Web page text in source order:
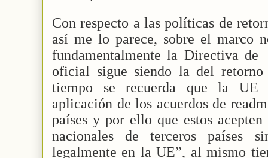
Con respecto a las políticas de
así me lo parece, sobre el marco
fundamentalmente la Directiva de
oficial sigue siendo la del
tiempo se recuerda que la UE
aplicación de los acuerdos de
países y por ello que estos
nacionales de terceros países
legalmente en la UE”, al mismo